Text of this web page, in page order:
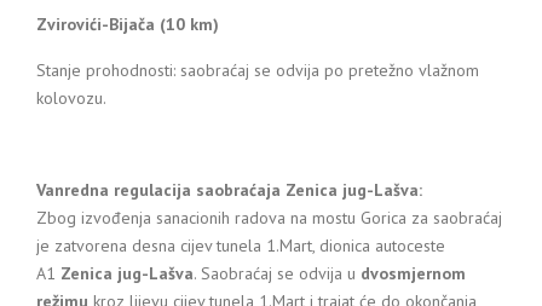
Zvirovići-Bijača (10 km)
Stanje prohodnosti: saobraćaj se odvija po pretežno vlažnom
kolovozu.
Vanredna regulacija saobraćaja Zenica jug-Lašva:
Zbog izvođenja sanacionih radova na mostu Gorica za saobraćaj
je zatvorena desna cijev tunela 1.Mart, dionica autoceste
A1 Zenica jug-Lašva. Saobraćaj se odvija u dvosmjernom
režimu kroz lijevu cijev tunela 1.Mart i trajat će do okončanja